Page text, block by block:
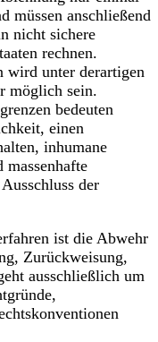
müssen anschließend
nicht sichere
rechnen.
wird unter derartigen
möglich sein.
bedeuten
einen
inhumane
massenhafte
der
ist die Abwehr
Zurückweisung,
ausschließlich um